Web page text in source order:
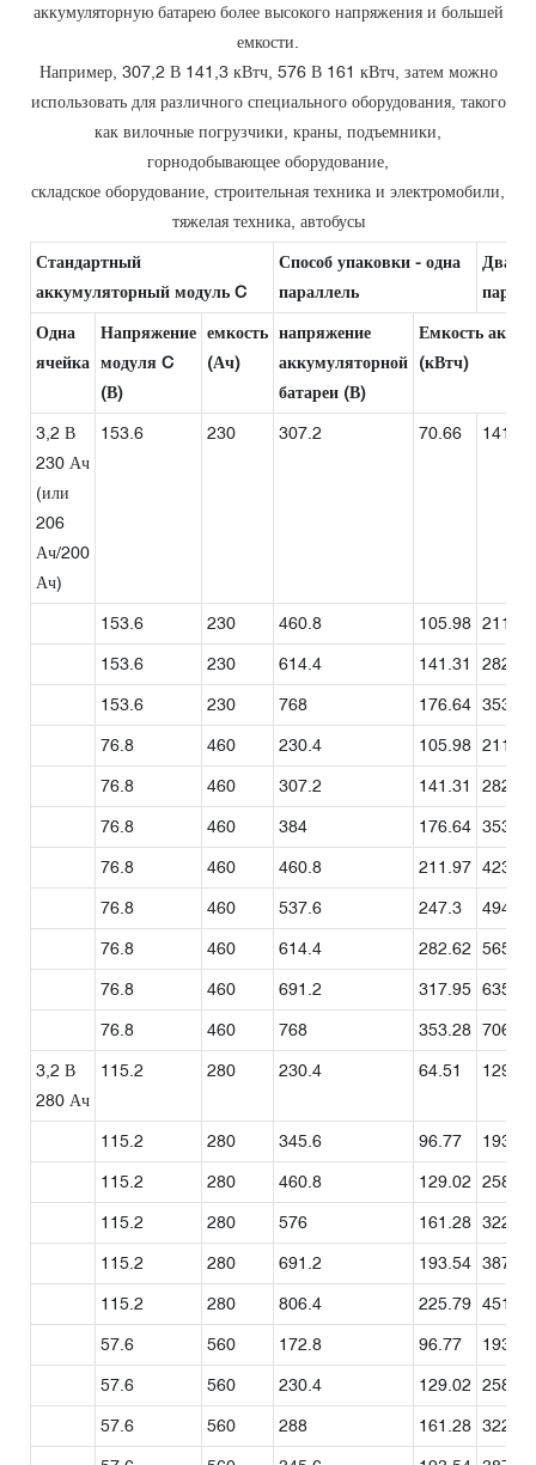
аккумуляторную батарею более высокого напряжения и большей
емкости.
Например, 307,2 В 141,3 кВтч, 576 В 161 кВтч, затем можно
использовать для различного специального оборудования, такого
как вилочные погрузчики, краны, подъемники,
горнодобывающее оборудование,
складское оборудование, строительная техника и электромобили,
тяжелая техника, автобусы
Стандартный
аккумуляторный модуль C
Способ упаковки - одна
параллель
Два
Одна
ячейка
Напряжение
модуля C
(В)
емкость
(Ач)
напряжение
аккумуляторной
батареи (В)
Емкость
(кВтч)
3,2 В
230 Ач
(или
206
Ач/200
Ач)
153.6 230 307.2 70.66 141.31
153.6 230 460.8 105.98 211.97
153.6 230 614.4 141.31 282.62
153.6 230 768 176.64 353.28
76.8 460 230.4 105.98 211.97
76.8 460 307.2 141.31 282.62
76.8 460 384 176.64 353.28
76.8 460 460.8 211.97 423.94
76.8 460 537.6 247.3 494.59
76.8 460 614.4 282.62 565.25
76.8 460 691.2 317.95 635.9
76.8 460 768 353.28 706.56
3,2 В
280 Ач
115.2 280 230.4 64.51 129.02
115.2 280 345.6 96.77 193.54
115.2 280 460.8 129.02 258.05
115.2 280 576 161.28 322.56
115.2 280 691.2 193.54 387.07
115.2 280 806.4 225.79 451.58
57.6 560 172.8 96.77 193.54
57.6 560 230.4 129.02 258.05
57.6 560 288 161.28 322.56